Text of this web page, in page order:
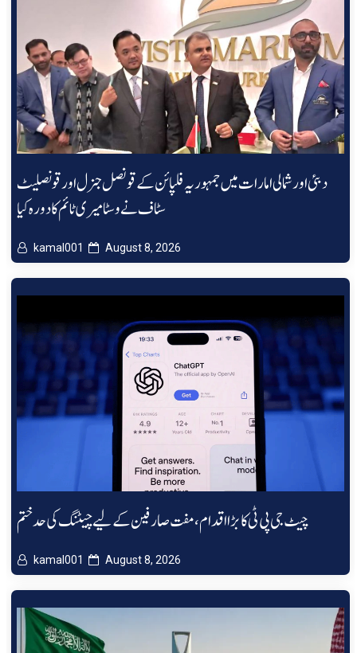
دبئی اور شمالی امارات میں جمہوریہ فلپائن کے قونصل جنرل اور قونصلیٹ
سٹاف نے وسٹا میری ٹائم کا دورہ کیا
kamal001 August 8, 2026
چیٹ جی پی ٹی کا بڑا اقدام، مفت صارفین کے لیے چیٹنگ کی حد ختم
kamal001 August 8, 2026